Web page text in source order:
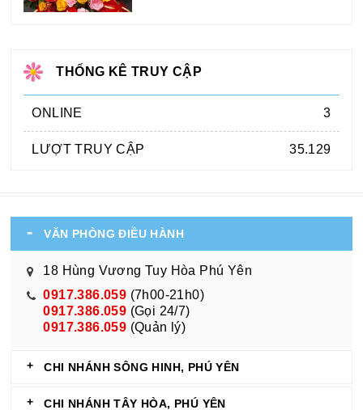
THỐNG KÊ TRUY CẬP
ONLINE 3
LƯỢT TRUY CẬP 35.129
VĂN PHÒNG ĐIỀU HÀNH
18 Hùng Vương Tuy Hòa Phú Yên
0917.386.059 (7h00-21h0)
0917.386.059 (Gọi 24/7)
0917.386.059 (Quản lý)
CHI NHÁNH SÔNG HINH, PHÚ YÊN
CHI NHÁNH TÂY HÒA, PHÚ YÊN